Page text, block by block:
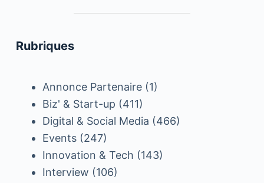
Rubriques
Annonce Partenaire(1)
Biz' & Start-up (411)
Digital & Social Media (466)
Events(247)
Innovation & Tech (143)
Interview (106)